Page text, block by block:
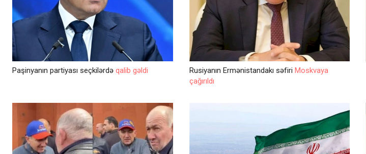
Paşinyanın partiyası seçkilərdə qalib gəldi Rusiyanın Ermənistandakı səfiri Moskvaya
çağırıldı